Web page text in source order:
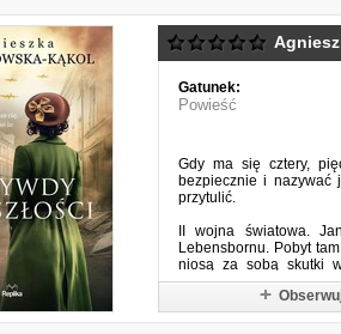
Gatunek:
Powieść
Gdy ma się cztery,
bezpiecznie i nazywać
przytulić.
II wojna światowa.
Lebensbornu. Pobyt
niosą za sobą skutki
mężczyzna, na prośbę
pochodzenie oraz...